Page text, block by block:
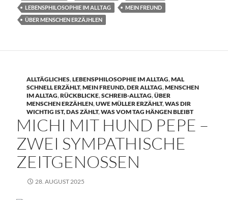
LEBENSPHILOSOPHIE IM ALLTAG
MEIN FREUND
ÜBER MENSCHEN ERZÄJHLEN
ALLTÄGLICHES,LEBENSPHILOSOPHIE IM ALLTAG,MAL
SCHNELL ERZÄHLT,MEIN FREUND, DER ALLTAG,MENSCHEN
IM ALLTAG,RÜCKBLICKE,SCHREIB-ALLTAG,ÜBER
MENSCHEN ERZÄHLEN,UWE MÜLLER ERZÄHLT,WAS DIR
WICHTIG IST, DAS ZÄHLT,WAS VOM TAG HÄNGEN BLEIBT
MICHI MIT HUND PEPE –
ZWEI SYMPATHISCHE
ZEITGENOSSEN
28. AUGUST 2025